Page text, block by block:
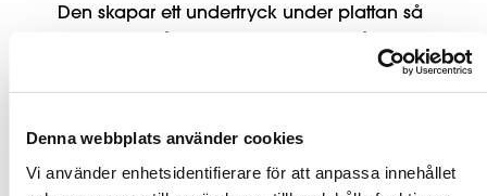
Denna webbplats använder cookies
Vi använder enhetsidentifierare för att anpassa innehållet
Den skapar ett undertryck under plattan så
att radonet fångas upp innan det når
bostaden. I vissa fall kan radonbrunn vara
rätt metod, särskilt när radonet
huset. Tätning av sprickor och genomföringar
kan hjälpa, men räcker sällan som ensam